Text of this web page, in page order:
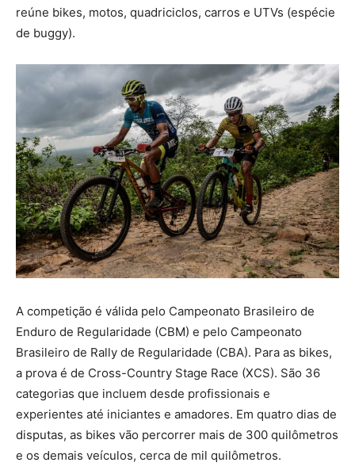
reúne bikes, motos, quadriciclos, carros e UTVs (espécie
de buggy).
A competição é válida pelo Campeonato Brasileiro de
Enduro de Regularidade (CBM) e pelo Campeonato
Brasileiro de Rally de Regularidade (CBA). Para as bikes,
a prova é de Cross-Country Stage Race (XCS). São 36
categorias que incluem desde profissionais e
experientes até iniciantes e amadores. Em quatro dias de
disputas, as bikes vão percorrer mais de 300 quilômetros
e os demais veículos, cerca de mil quilômetros.